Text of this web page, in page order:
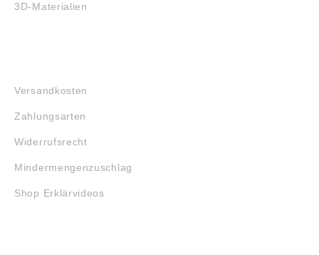
3D-Materialien
Versandkosten
Zahlungsarten
Widerrufsrecht
Mindermengenzuschlag
Shop Erklärvideos